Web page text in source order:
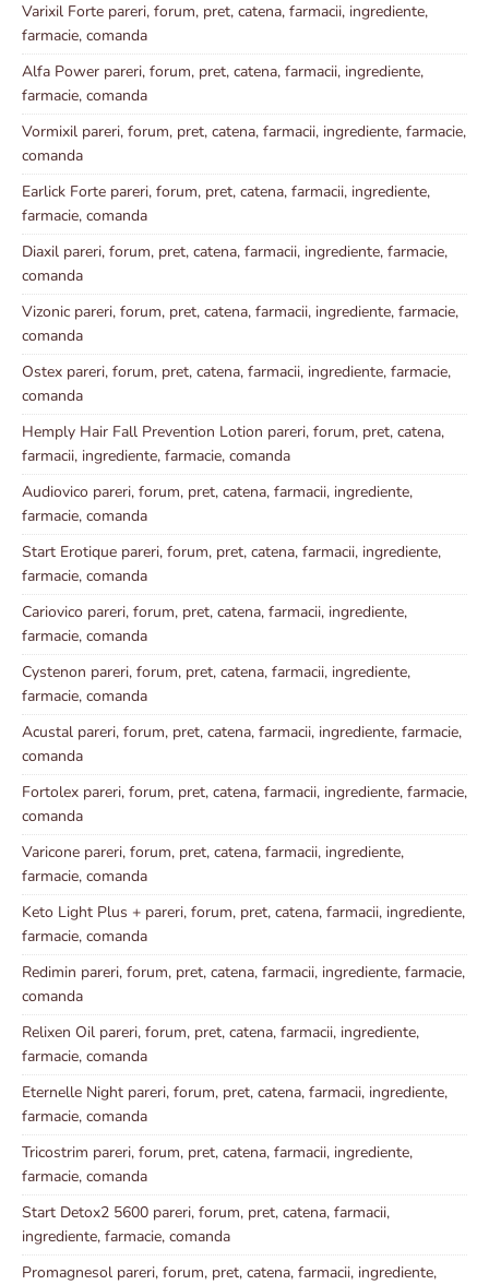
Varixil Forte pareri, forum, pret, catena, farmacii, ingrediente,
farmacie, comanda
Alfa Power pareri, forum, pret, catena, farmacii, ingrediente,
farmacie, comanda
Vormixil pareri, forum, pret, catena, farmacii, ingrediente, farmacie,
comanda
Earlick Forte pareri, forum, pret, catena, farmacii, ingrediente,
farmacie, comanda
Diaxil pareri, forum, pret, catena, farmacii, ingrediente, farmacie,
comanda
Vizonic pareri, forum, pret, catena, farmacii, ingrediente, farmacie,
comanda
Ostex pareri, forum, pret, catena, farmacii, ingrediente, farmacie,
comanda
Hemply Hair Fall Prevention Lotion pareri, forum, pret, catena,
farmacii, ingrediente, farmacie, comanda
Audiovico pareri, forum, pret, catena, farmacii, ingrediente,
farmacie, comanda
Start Erotique pareri, forum, pret, catena, farmacii, ingrediente,
farmacie, comanda
Cariovico pareri, forum, pret, catena, farmacii, ingrediente,
farmacie, comanda
Cystenon pareri, forum, pret, catena, farmacii, ingrediente,
farmacie, comanda
Acustal pareri, forum, pret, catena, farmacii, ingrediente, farmacie,
comanda
Fortolex pareri, forum, pret, catena, farmacii, ingrediente, farmacie,
comanda
Varicone pareri, forum, pret, catena, farmacii, ingrediente,
farmacie, comanda
Keto Light Plus + pareri, forum, pret, catena, farmacii, ingrediente,
farmacie, comanda
Redimin pareri, forum, pret, catena, farmacii, ingrediente, farmacie,
comanda
Relixen Oil pareri, forum, pret, catena, farmacii, ingrediente,
farmacie, comanda
Eternelle Night pareri, forum, pret, catena, farmacii, ingrediente,
farmacie, comanda
Tricostrim pareri, forum, pret, catena, farmacii, ingrediente,
farmacie, comanda
Start Detox2 5600 pareri, forum, pret, catena, farmacii,
ingrediente, farmacie, comanda
Promagnesol pareri, forum, pret, catena, farmacii, ingrediente,